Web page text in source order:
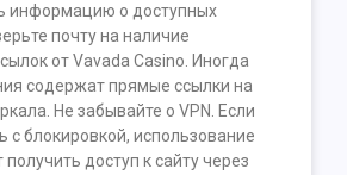
информацию о доступных
почту на наличие
от Vavada Casino. Иногда
содержат прямые ссылки на
Не забывайте о VPN. Если
с блокировкой, использование
получить доступ к сайту через